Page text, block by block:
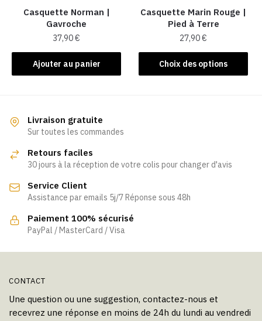
Casquette Norman |
Gavroche
37,90€
Ajouter au panier
Casquette Marin Rouge |
Pied à Terre
27,90€
Choix des options
Ce
produit
peuvent
être
Livraison gratuite
Sur toutes les commandes
Retours faciles
30 jours à la réception de votre colis pour changer d'avis
Service Client
Assistance par emails 5j/7 Réponse sous 48h
Paiement 100% sécurisé
PayPal / MasterCard / Visa
CONTACT
Une question ou une suggestion, contactez-nous et
recevrez une réponse en moins de 24h du lundi au vendredi